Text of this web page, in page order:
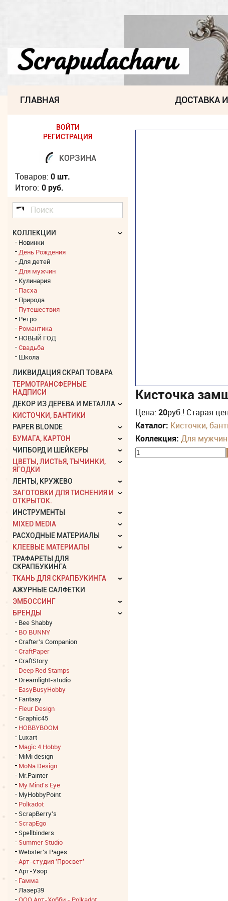
ГЛАВНАЯ ДОСТАВКА
Кисточка
Цена: 20руб.! Старая
Каталог: Кисточки,
Коллекция: Для мужчин
ВОЙТИ
РЕГИСТРАЦИЯ
КОРЗИНА
Товаров: 0 шт.
Итого: 0 руб.
КОЛЛЕКЦИИ
Новинки
День Рождения
Для детей
Для мужчин
Кулинария
Пасха
Природа
Путешествия
Ретро
Романтика
НОВЫЙ ГОД
Свадьба
Школа
ЛИКВИДАЦИЯ СКРАП ТОВАРА
ТЕРМОТРАНСФЕРНЫЕ
НАДПИСИ
ДЕКОР ИЗ ДЕРЕВА И МЕТАЛЛА
КИСТОЧКИ, БАНТИКИ
PAPER BLONDE
БУМАГА, КАРТОН
ЧИПБОРД И ШЕЙКЕРЫ
ЦВЕТЫ, ЛИСТЬЯ, ТЫЧИНКИ,
ЯГОДКИ
ЛЕНТЫ, КРУЖЕВО
ЗАГОТОВКИ ДЛЯ ТИСНЕНИЯ И
ОТКРЫТОК.
ИНСТРУМЕНТЫ
MIXED MEDIA
РАСХОДНЫЕ МАТЕРИАЛЫ
КЛЕЕВЫЕ МАТЕРИАЛЫ
ТРАФАРЕТЫ ДЛЯ
СКРАПБУКИНГА
ТКАНЬ ДЛЯ СКРАПБУКИНГА
АЖУРНЫЕ САЛФЕТКИ
ЭМБОССИНГ
БРЕНДЫ
Bee Shabby
BO BUNNY
Crafter's Companion
CraftPaper
CraftStory
Deep Red Stamps
Dreamlight-studio
EasyBusyHobby
Fantasy
Fleur Design
Graphic45
HOBBYBOOM
Luxart
Magic 4 Hobby
MiMi design
MoNa Design
Mr.Painter
My Mind's Eye
MyHobbyPoint
Polkadot
ScrapBerry's
ScrapEgo
Spellbinders
Summer Studio
Webster's Pages
Арт-студия 'Просвет'
Арт-Узор
Гамма
Лазер39